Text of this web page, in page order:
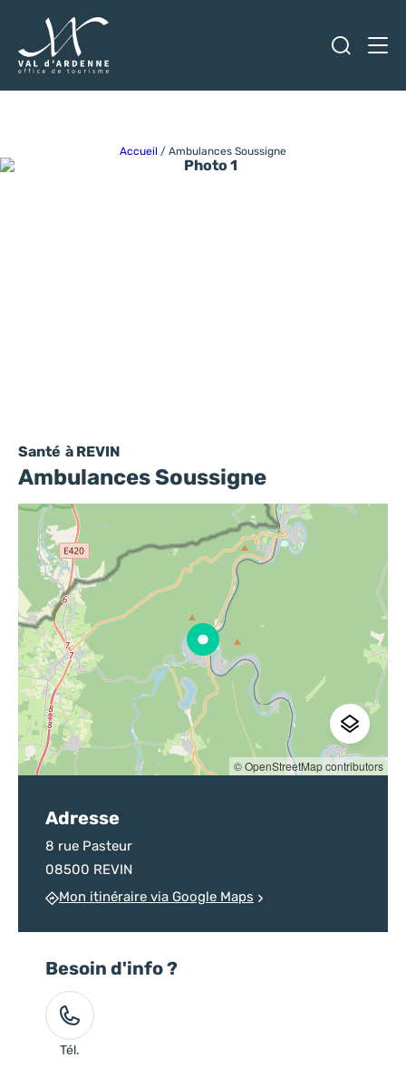
Accueil / Ambulances Soussigne
Santé à REVIN
Ambulances Soussigne
Photo 1
© OpenStreetMap contributors
Adresse
8 rue Pasteur
08500 REVIN
Mon itinéraire via Google Maps
Besoin d'info ?
Tél.